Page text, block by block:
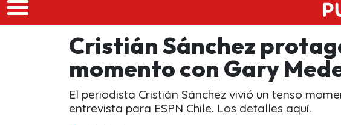
Cristián Sánchez
momento con Gary
El periodista Cristián Sánchez vivió un tenso
entrevista para ESPN Chile. Los detalles aquí.